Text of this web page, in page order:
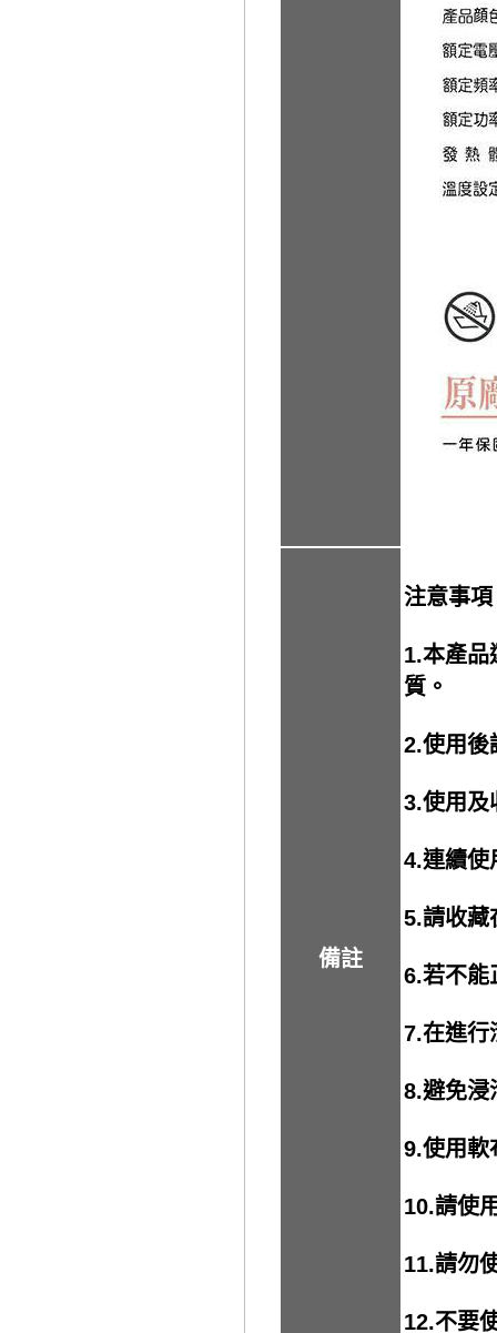
備註
注意事項
1.本產品
質。
2.使用後
3.使用及
4.連續使
5.請收藏
6.若不能
7.在進行
8.避免浸
9.使用軟
10.請使
11.請勿
12.不要